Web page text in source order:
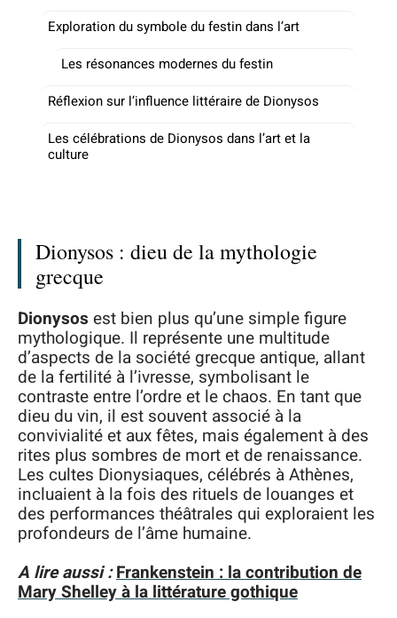
Exploration du symbole du festin dans l’art
Les résonances modernes du festin
Réflexion sur l’influence littéraire de Dionysos
Les célébrations de Dionysos dans l’art et la
culture
Dionysos : dieu de la mythologie
grecque
Dionysos est bien plus qu’une simple figure
mythologique. Il représente une multitude
d’aspects de la société grecque antique, allant
de la fertilité à l’ivresse, symbolisant le
contraste entre l’ordre et le chaos. En tant que
dieu du vin, il est souvent associé à la
convivialité et aux fêtes, mais également à des
rites plus sombres de mort et de renaissance.
Les cultes Dionysiaques, célébrés à Athènes,
incluaient à la fois des rituels de louanges et
des performances théâtrales qui exploraient les
profondeurs de l’âme humaine.
A lire aussi :Frankenstein : la contribution de
Mary Shelley à la littérature gothique